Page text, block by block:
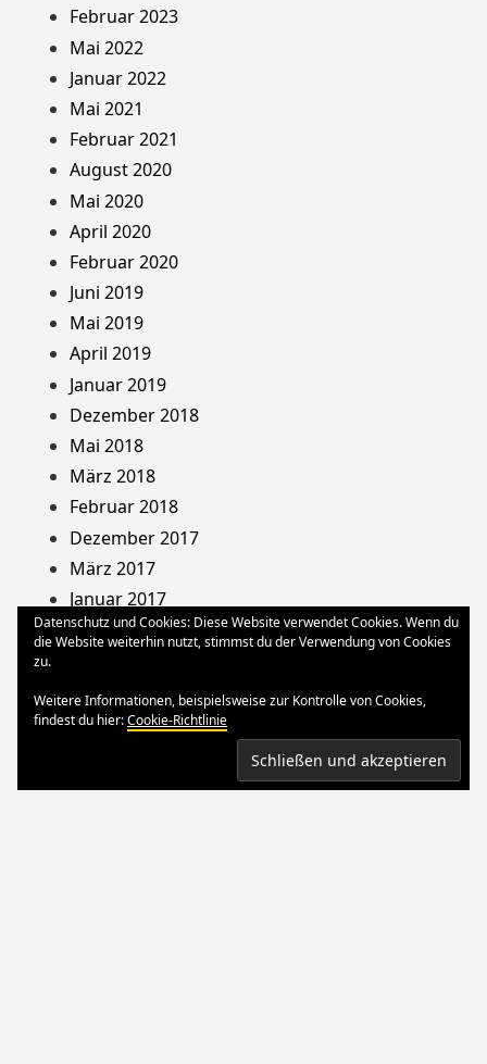
Februar 2023
Mai 2022
Januar 2022
Mai 2021
Februar 2021
August 2020
Mai 2020
April 2020
Februar 2020
Juni 2019
Mai 2019
April 2019
Januar 2019
Dezember 2018
Mai 2018
März 2018
Februar 2018
Dezember 2017
März 2017
Januar 2017
August 2013
Oktober 2012
März 2012
Datenschutz und Cookies: Diese Website verwendet Cookies. Wenn du
die Website weiterhin nutzt, stimmst du der Verwendung von Cookies
zu.
Weitere Informationen, beispielsweise zur Kontrolle von Cookies,
findest du hier:Cookie-Richtlinie